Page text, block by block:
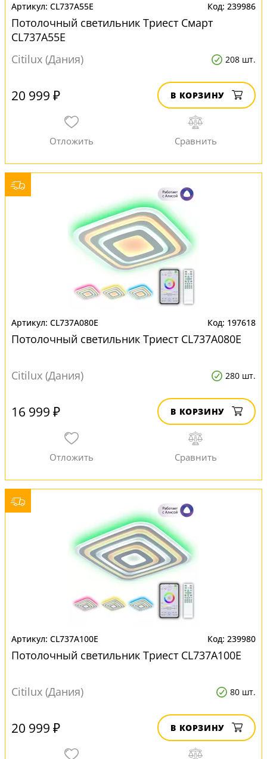
CL737A55E 239986
Потолочный светильник Триест Смарт
CL737A55E
Citilux (Дания)
208 шт.
20 999 ₽ В КОРЗИНУ
CL737A080E 197618
Потолочный светильник Триест CL737A080E
Citilux (Дания) 280 шт.
16 999 ₽ В КОРЗИНУ
CL737A100E 239980
Потолочный светильник Триест CL737A100E
Citilux (Дания) 80 шт.
20 999 ₽ В КОРЗИНУ